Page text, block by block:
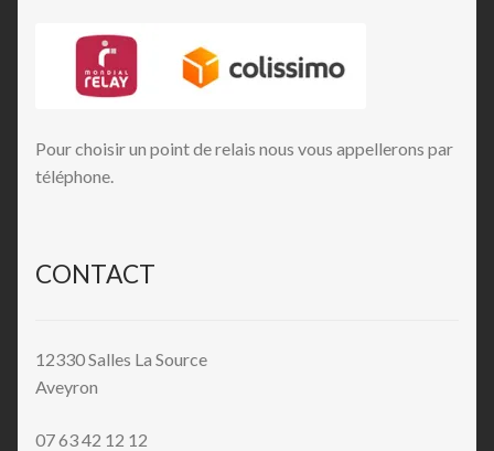
Pour choisir un point de relais nous vous appellerons par
téléphone.
CONTACT
12330 Salles La Source
Aveyron
07 63 42 12 12